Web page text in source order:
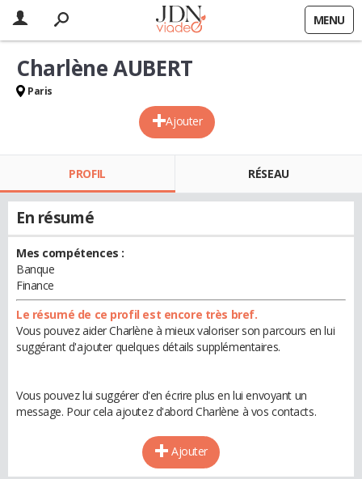
MENU
Ajouter
Charlène AUBERT
Paris
PROFIL RÉSEAU
En résumé
Mes compétences :
Banque
Finance
Le résumé de ce profil est encore très bref.
Vous pouvez aider Charlène à mieux valoriser son parcours en lui
suggérant d'ajouter quelques détails supplémentaires.
Vous pouvez lui suggérer d'en écrire plus en lui envoyant un
message. Pour cela ajoutez d'abord Charlène à vos contacts.
Ajouter